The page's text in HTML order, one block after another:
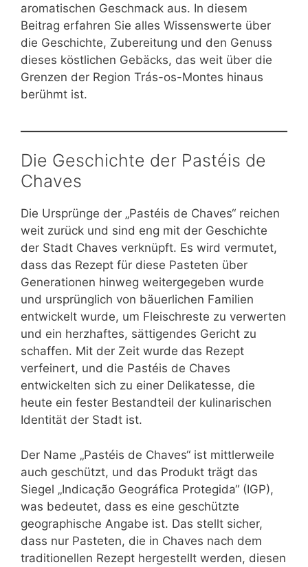
aromatischen Geschmack aus. In diesem
Beitrag erfahren Sie alles Wissenswerte über
die Geschichte, Zubereitung und den Genuss
dieses köstlichen Gebäcks, das weit über die
Grenzen der Region Trás-os-Montes hinaus
berühmt ist.
Die Geschichte der Pastéis de
Chaves
Die Ursprünge der „Pastéis de Chaves“ reichen
weit zurück und sind eng mit der Geschichte
der Stadt Chaves verknüpft. Es wird vermutet,
dass das Rezept für diese Pasteten über
Generationen hinweg weitergegeben wurde
und ursprünglich von bäuerlichen Familien
entwickelt wurde, um Fleischreste zu verwerten
und ein herzhaftes, sättigendes Gericht zu
schaffen. Mit der Zeit wurde das Rezept
verfeinert, und die Pastéis de Chaves
entwickelten sich zu einer Delikatesse, die
heute ein fester Bestandteil der kulinarischen
Identität der Stadt ist.
Der Name „Pastéis de Chaves“ ist mittlerweile
auch geschützt, und das Produkt trägt das
Siegel „Indicação Geográfica Protegida“ (IGP),
was bedeutet, dass es eine geschützte
geographische Angabe ist. Das stellt sicher,
dass nur Pasteten, die in Chaves nach dem
traditionellen Rezept hergestellt werden, diesen